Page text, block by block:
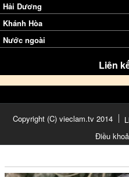
Hải Dương
Khánh Hòa
Nước ngoài
Liên
Copyright (C) vieclam.tv 2014
Điều